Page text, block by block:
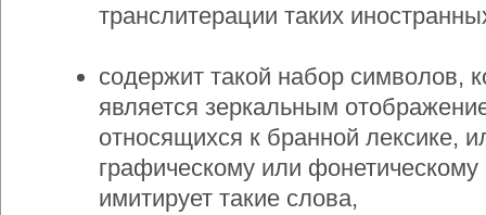
транслитерации таких
содержит такой набор символов,
является зеркальным
относящихся к бранной лексике,
графическому или
имитирует такие слова,